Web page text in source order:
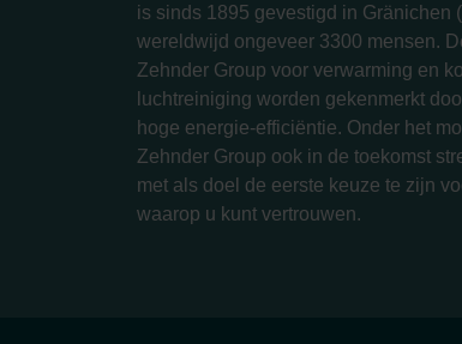
is sinds 1895 gevestigd in Gränichen
wereldwijd ongeveer 3300 mensen.
Zehnder Group voor verwarming en
luchtreiniging worden gekenmerkt
hoge energie-efficiëntie. Onder het
Zehnder Group ook in de toekomst
met als doel de eerste keuze te zijn
waarop u kunt vertrouwen.